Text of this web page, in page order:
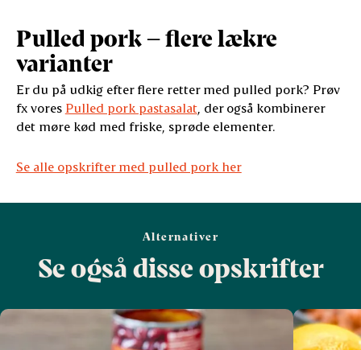
Pulled pork – flere lækre
varianter
Er du på udkig efter flere retter med pulled pork? Prøv
fx vores Pulled pork pastasalat, der også kombinerer
det møre kød med friske, sprøde elementer.
Se alle opskrifter med pulled pork her
Alternativer
Se også disse opskrifter